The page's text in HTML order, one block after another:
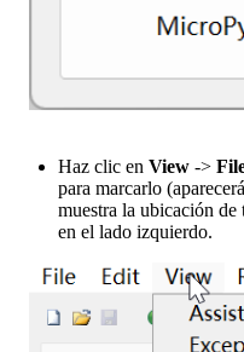
Haz clic en View ->
para marcarlo
muestra la ubicación de
en el lado izquierdo.